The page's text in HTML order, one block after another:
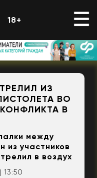
18+
ИЗ
ВО
В
между
из участников
в воздух
13:50